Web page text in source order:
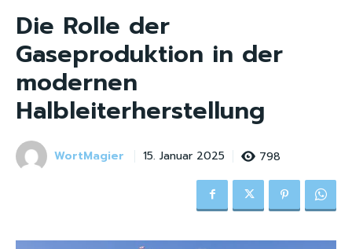
Die Rolle der
Gaseproduktion in der
modernen
Halbleiterherstellung
WortMagier 15. Januar 2025 798